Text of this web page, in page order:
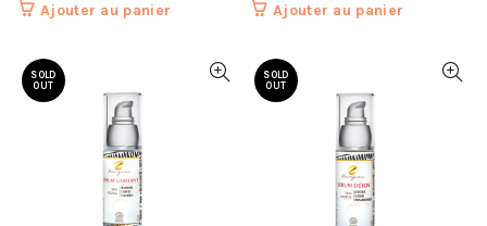
Ajouter au panier Ajouter au panier
SOLD
OUT
SOLD
OUT